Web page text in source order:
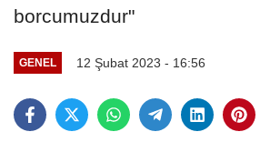
borcumuzdur"
GENEL 12 Şubat 2023 - 16:56